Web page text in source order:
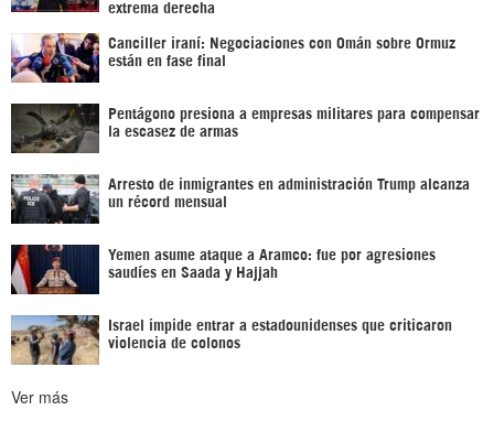
extrema derecha
Canciller iraní: Negociaciones con Omán sobre Ormuz
están en fase final
Pentágono presiona a empresas militares para compensar
la escasez de armas
Arresto de inmigrantes en administración Trump alcanza
un récord mensual
Yemen asume ataque a Aramco: fue por agresiones
saudíes en Saada y Hajjah
Israel impide entrar a estadounidenses que criticaron
violencia de colonos
Ver más